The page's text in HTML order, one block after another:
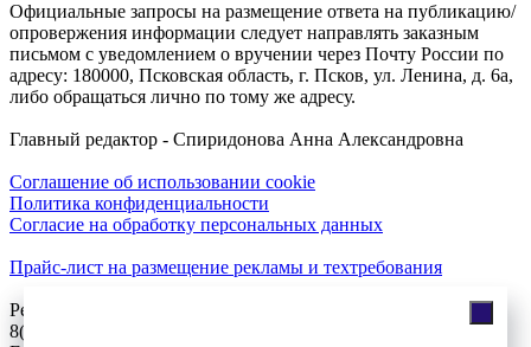
Официальные запросы на размещение ответа на публикацию/
опровержения информации следует направлять заказным
письмом с уведомлением о вручении через Почту России по
адресу: 180000, Псковская область, г. Псков, ул. Ленина, д. 6а,
либо обращаться лично по тому же адресу.
Главный редактор - Спиридонова Анна Александровна
Соглашение об использовании cookie
Политика конфиденциальности
Согласие на обработку персональных данных
Прайс-лист на размещение рекламы и техтребования
Реклама на сайте
8(921)508-52-62, телефон 8(8112) 500-131